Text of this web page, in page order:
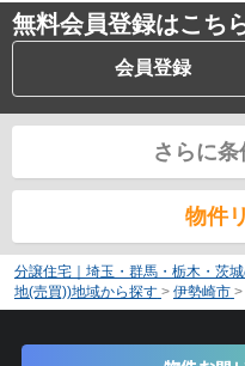
無料会員登録はこち
会員登録
さらに
物件
分譲住宅｜埼玉・群馬・栃木・茨
地(売買))地域から探す > 伊勢崎市 >